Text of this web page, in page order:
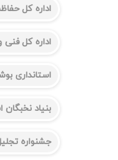
اداره کل
اداره کل
استانداری
بنیاد
جشنواره